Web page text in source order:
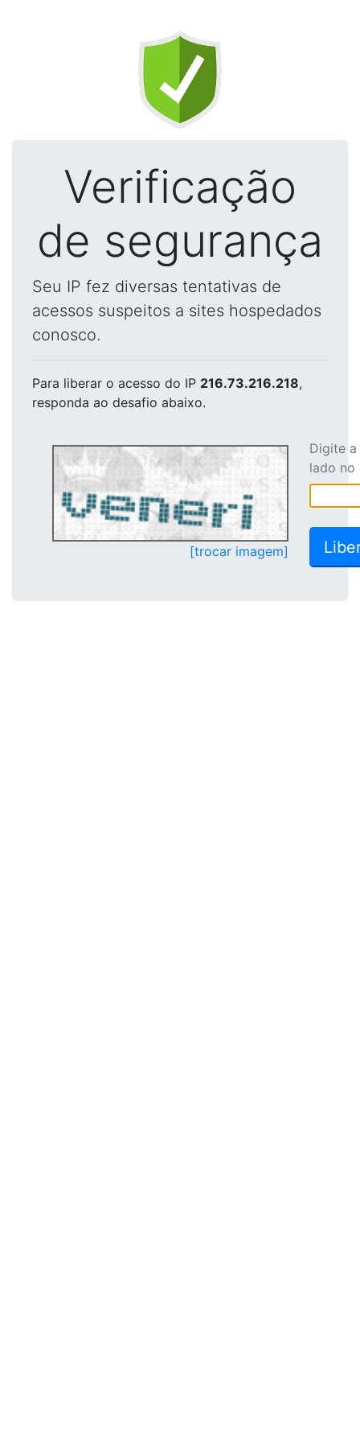
Verificação
de segurança
Seu IP fez diversas tentativas de
acessos suspeitos a sites hospedados
conosco.
Para liberar o acesso do IP 216.73.216.218,
responda ao desafio abaixo.
[trocar imagem]
Digite
lado no